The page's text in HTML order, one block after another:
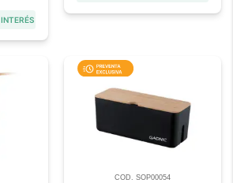
COD. SOP00054